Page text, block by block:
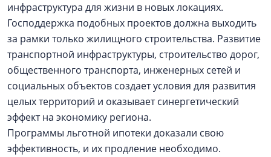
инфраструктура для жизни в новых локациях.
Господдержка подобных проектов должна выходить
за рамки только жилищного строительства. Развитие
транспортной инфраструктуры, строительство дорог,
общественного транспорта, инженерных сетей и
социальных объектов создает условия для развития
целых территорий и оказывает синергетический
эффект на экономику региона.
Программы льготной ипотеки доказали свою
эффективность, и их продление необходимо.